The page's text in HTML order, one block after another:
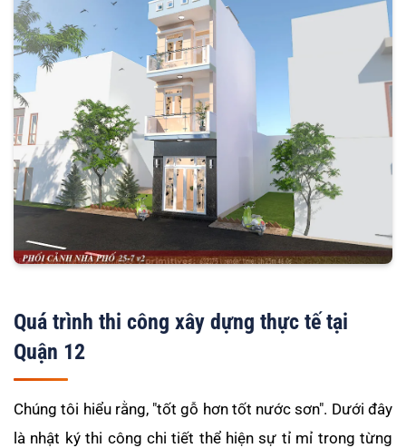
Quá trình thi công xây dựng thực tế tại
Quận 12
Chúng tôi hiểu rằng, "tốt gỗ hơn tốt nước sơn". Dưới đây
là nhật ký thi công chi tiết thể hiện sự tỉ mỉ trong từng